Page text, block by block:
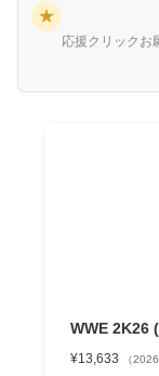
★
応援クリックお
WWE 2K26
¥13,633 （